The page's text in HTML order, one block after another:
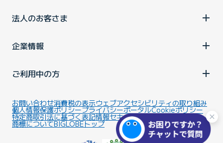
法人のお客さま
企業情報
ご利用中の方
お問い合わせ消費税の表示ウェブアクセシビリティの取り組み
個人情報保護ポリシープライバシーポータルCookieポリシー
特定商取引法に基づく表記情報セキュリティ基本方針
商標についてBIGLOBEトップ